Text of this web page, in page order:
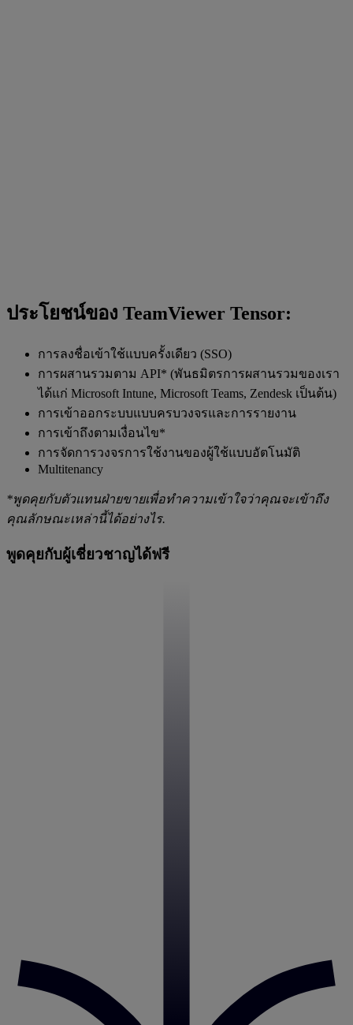
ประโยชน์ของ TeamViewer Tensor:
การลงชื่อเข้าใช้แบบครั้งเดียว (SSO)
การผสานรวมตาม API* (พันธมิตรการผสานรวมของเรา
ได้แก่ Microsoft Intune, Microsoft Teams, Zendesk เป็นต้น)
การเข้าออกระบบแบบครบวงจรและการรายงาน
การเข้าถึงตามเงื่อนไข*
การจัดการวงจรการใช้งานของผู้ใช้แบบอัตโนมัติ
Multitenancy
*พูดคุยกับตัวแทนฝ่ายขายเพื่อทำความเข้าใจว่าคุณจะเข้าถึง
คุณลักษณะเหล่านี้ได้อย่างไร.
พูดคุยกับผู้เชี่ยวชาญได้ฟรี